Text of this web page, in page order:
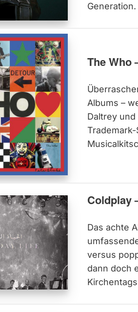
Generation.
The Who
Albums –
Daltrey
Coldplay
Das achte
versus
dann doch